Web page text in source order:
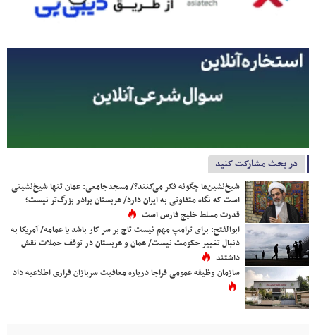
در بحث مشارکت کنید
شیخ‌نشین‌ها چگونه فکر می‌کنند؟/ مسجدجامعی: عمان تنها شیخ‌نشینی
است که نگاه متفاوتی به ایران دارد/ عربستان برادر بزرگ‌تر نیست؛
قدرت مسلط خلیج فارس است
ابوالفتح: برای ترامپ مهم نیست تاج بر سر کار باشد یا عمامه/ آمریکا به
دنبال تغییر حکومت نیست/ عمان و عربستان در توقف حملات نقش
داشتند
سازمان وظیفه عمومی فراجا درباره معافیت سربازان فراری اطلاعیه داد